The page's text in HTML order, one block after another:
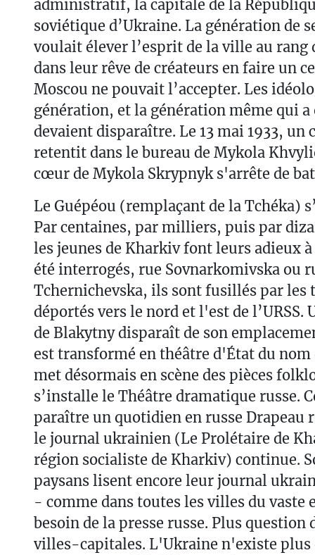
administratif, la capitale de la
soviétique d’Ukraine. La génération de
voulait élever l’esprit de la ville au rang
dans leur rêve de créateurs en faire un
Moscou ne pouvait l’accepter. Les
génération, et la génération même qui a
devaient disparaître. Le 13 mai 1933, un
retentit dans le bureau de Mykola
cœur de Mykola Skrypnyk s'arrête de
Le Guépéou (remplaçant de la Tchéka)
Par centaines, par milliers, puis par
les jeunes de Kharkiv font leurs adieux
été interrogés, rue Sovnarkomivska ou
Tchernichevska, ils sont fusillés par les
déportés vers le nord et l'est de l’URSS.
de Blakytny disparaît de son
est transformé en théâtre d'État du nom
met désormais en scène des pièces
s’installe le Théâtre dramatique russe.
paraître un quotidien en russe Drapeau
le journal ukrainien (Le Prolétaire de
région socialiste de Kharkiv) continue.
paysans lisent encore leur journal
- comme dans toutes les villes du vaste
besoin de la presse russe. Plus question
villes-capitales. L'Ukraine n'existe plus